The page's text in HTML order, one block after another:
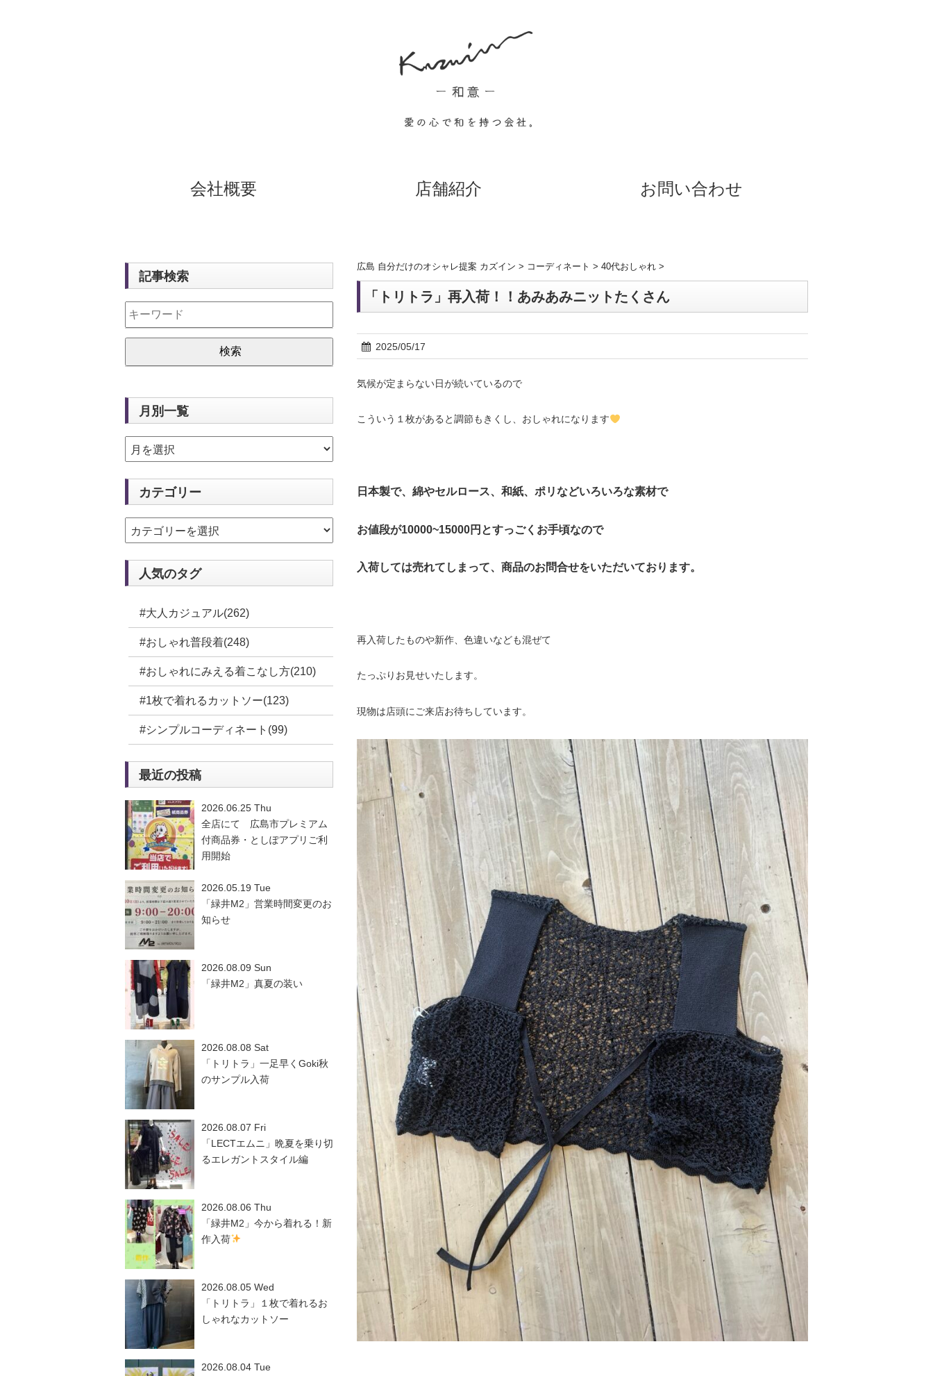
会社概要 店舗紹介 お問い合わせ
広島 自分だけのオシャレ提案 カズイン > コーディネート > 40代おしゃれ >
「トリトラ」再入荷！！あみあみニットたくさん
2025/05/17
気候が定まらない日が続いているので
こういう１枚があると調節もきくし、おしゃれになります
日本製で、綿やセルロース、和紙、ポリなどいろいろな素材で
お値段が10000~15000円とすっごくお手頃なので
入荷しては売れてしまって、商品のお問合せをいただいております。
再入荷したものや新作、色違いなども混ぜて
たっぷりお見せいたします。
現物は店頭にご来店お待ちしています。
記事検索
月別一覧
カテゴリー
人気のタグ
#大人カジュアル(262)
#おしゃれ普段着(248)
#おしゃれにみえる着こなし方(210)
#1枚で着れるカットソー(123)
#シンプルコーディネート(99)
最近の投稿
2026.06.25 Thu
全店にて 広島市プレミアム
付商品券・としぽアプリご利
用開始
2026.05.19 Tue
「緑井M2」営業時間変更のお
知らせ
2026.08.09 Sun
「緑井M2」真夏の装い
2026.08.08 Sat
「トリトラ」一足早くGoki秋
のサンプル入荷
2026.08.07 Fri
「LECTエムニ」晩夏を乗り切
るエレガントスタイル編
2026.08.06 Thu
「緑井M2」今から着れる！新
作入荷
2026.08.05 Wed
「トリトラ」１枚で着れるお
しゃれなカットソー
2026.08.04 Tue